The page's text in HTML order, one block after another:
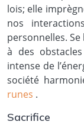
lois; elle
nos
personnelles.
à des
intense de
société
runes .
Sacrifice